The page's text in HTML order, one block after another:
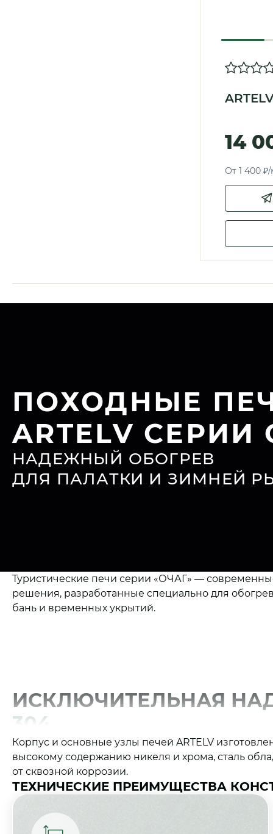
ПОХОДНЫЕ
ARTELV СЕРИИ
НАДЕЖНЫЙ ОБОГРЕВ
ДЛЯ ПАЛАТКИ И ЗИМНЕЙ
Туристические печи серии «ОЧАГ» —
решения, разработанные специально для
бань и временных укрытий.
ИСКЛЮЧИТЕЛЬНАЯ
304
Корпус и основные узлы печей ARTELV
высокому содержанию никеля и хрома, сталь
от сквозной коррозии.
ТЕХНИЧЕСКИЕ ПРЕИМУЩЕСТВА
14
От 1 400